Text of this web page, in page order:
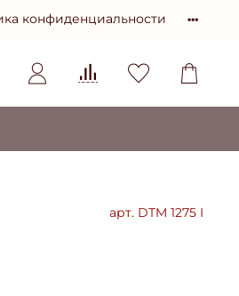
конфиденциальности
арт. DTM 1275 I